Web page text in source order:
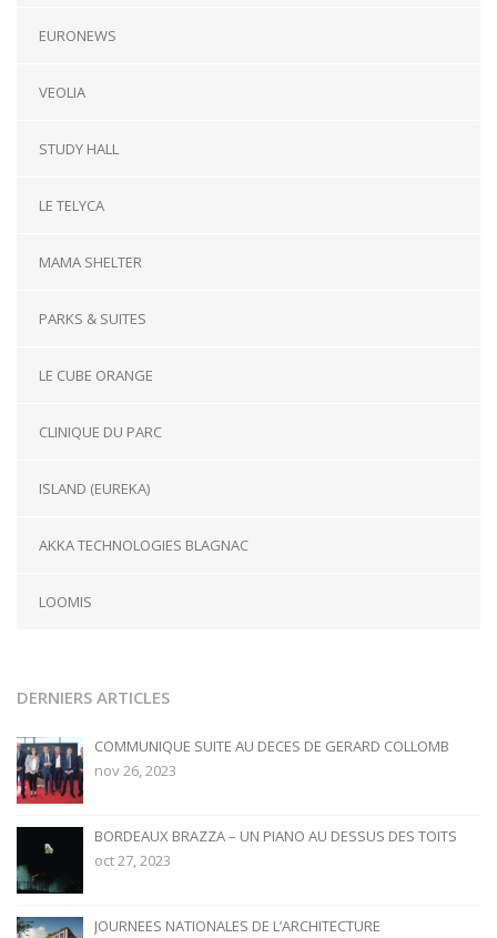
EURONEWS
VEOLIA
STUDY HALL
LE TELYCA
MAMA SHELTER
PARKS & SUITES
LE CUBE ORANGE
CLINIQUE DU PARC
ISLAND (EUREKA)
AKKA TECHNOLOGIES BLAGNAC
LOOMIS
DERNIERS ARTICLES
COMMUNIQUE SUITE AU DECES DE GERARD COLLOMB
nov 26, 2023
BORDEAUX BRAZZA – UN PIANO AU DESSUS DES TOITS
oct 27, 2023
JOURNEES NATIONALES DE L’ARCHITECTURE